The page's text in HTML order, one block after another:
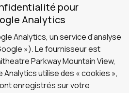
pour
Analytics
Analytics, un service d’analyse
»). Le fournisseur est
Parkway Mountain View,
Analytics utilise des « cookies »,
enregistrés sur votre